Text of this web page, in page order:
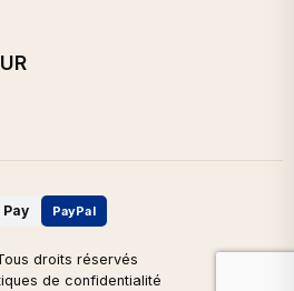
Pay PayPal
droits réservés
de confidentialité